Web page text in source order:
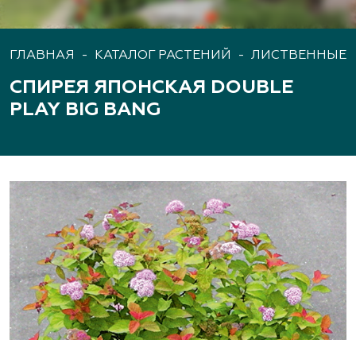
ГЛАВНАЯ - КАТАЛОГ РАСТЕНИЙ - ЛИСТВЕННЫЕ
СПИРЕЯ ЯПОНСКАЯ DOUBLE
PLAY BIG BANG